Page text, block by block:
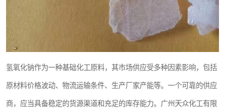
氢氧化钠作为一种基础化工原料，其市场供应受多种因素影响，包括
原材料价格波动、物流运输条件、生产厂家产能等。一个可靠的供应
商，应当具备稳定的货源渠道和充足的库存能力。广州天众化工有限